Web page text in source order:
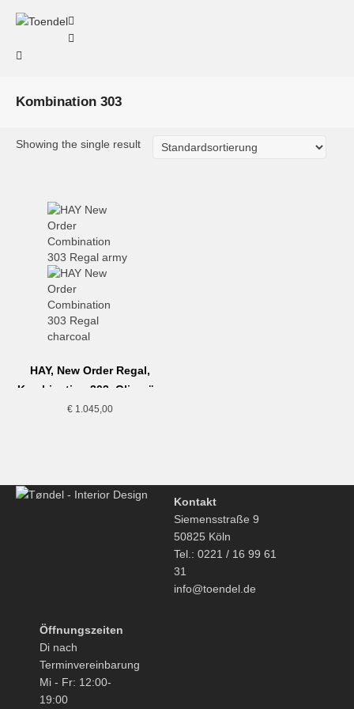
Kombination 303
Showing the single result
HAY, New Order Regal,
Kombination 303, Olivgrün
€1.045,00
Kontakt
Siemensstraße 9
50825 Köln
Tel.: 0221 / 16 99 61
31
info@toendel.de
Öffnungszeiten
Di nach
Terminvereinbarung
Mi - Fr: 12:00-
19:00